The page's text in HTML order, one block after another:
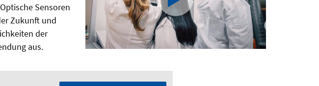
Sensoren
Zukunft und
der
aus.